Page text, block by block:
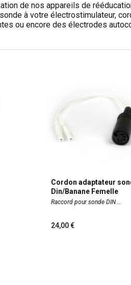
de nos appareils de
à votre électrostimulateur,
ou encore des électrodes
Cordon adaptateur
Din/Banane Femelle
Raccord pour sonde DIN
24,00